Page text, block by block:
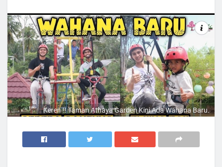
Keren !! Taman Athaya Garden Kini Ada Wahana Baru.